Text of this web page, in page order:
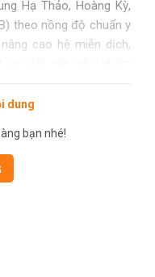
Hạ Thảo, Hoàng Kỳ,
theo nồng độ chuẩn y
cao hệ miễn dịch,
FDA (Mỹ) và đạt tiêu
nam Trung Quốc.
dung
bạn nhé!